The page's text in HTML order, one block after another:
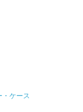
・ケース